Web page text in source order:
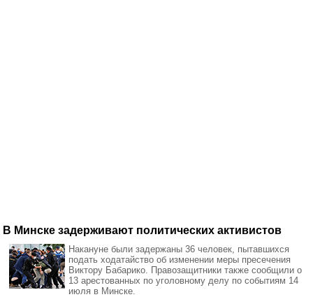
В Минске задерживают политических активистов
Накануне были задержаны 36 человек, пытавшихся
подать ходатайство об изменении меры пресечения
Виктору Бабарико. Правозащитники также сообщили о
13 арестованных по уголовному делу по событиям 14
июля в Минске.